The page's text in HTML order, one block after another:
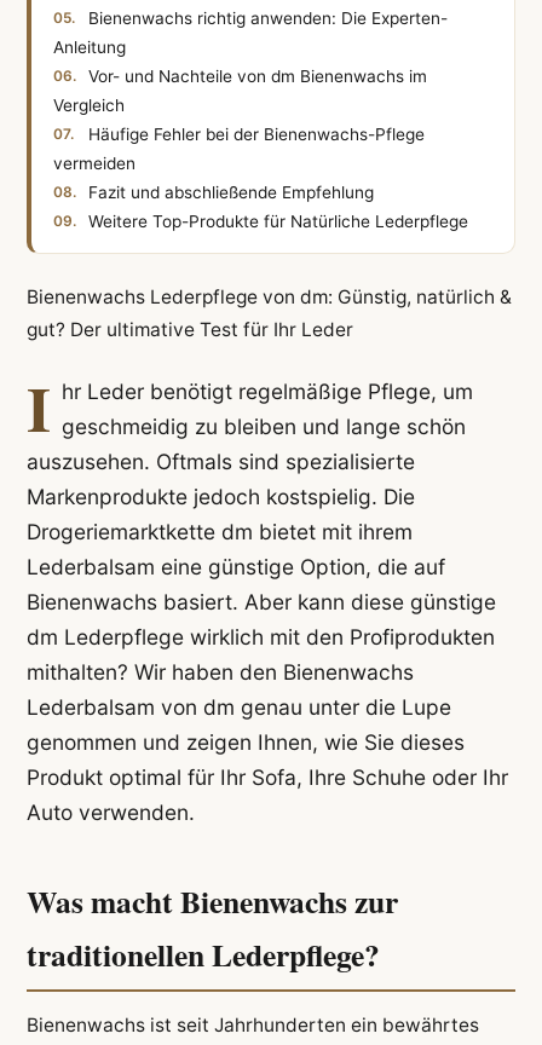
Bienenwachs richtig anwenden: Die Experten-
Anleitung
Vor- und Nachteile von dm Bienenwachs im
Vergleich
Häufige Fehler bei der Bienenwachs-Pflege
vermeiden
Fazit und abschließende Empfehlung
Weitere Top-Produkte für Natürliche Lederpflege
Bienenwachs Lederpflege von dm: Günstig, natürlich &
gut? Der ultimative Test für Ihr Leder
I hr Leder benötigt regelmäßige Pflege, um
geschmeidig zu bleiben und lange schön
auszusehen. Oftmals sind spezialisierte
Markenprodukte jedoch kostspielig. Die
Drogeriemarktkette dm bietet mit ihrem
Lederbalsam eine günstige Option, die auf
Bienenwachs basiert. Aber kann diese günstige
dm Lederpflege wirklich mit den Profiprodukten
mithalten? Wir haben den Bienenwachs
Lederbalsam von dm genau unter die Lupe
genommen und zeigen Ihnen, wie Sie dieses
Produkt optimal für Ihr Sofa, Ihre Schuhe oder Ihr
Auto verwenden.
Was macht Bienenwachs zur
traditionellen Lederpflege?
Bienenwachs ist seit Jahrhunderten ein bewährtes